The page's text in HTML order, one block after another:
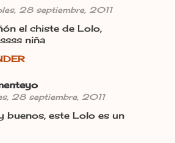
28 septiembre, 2011
el chiste de Lolo,
niña
28 septiembre, 2011
buenos, este Lolo es un